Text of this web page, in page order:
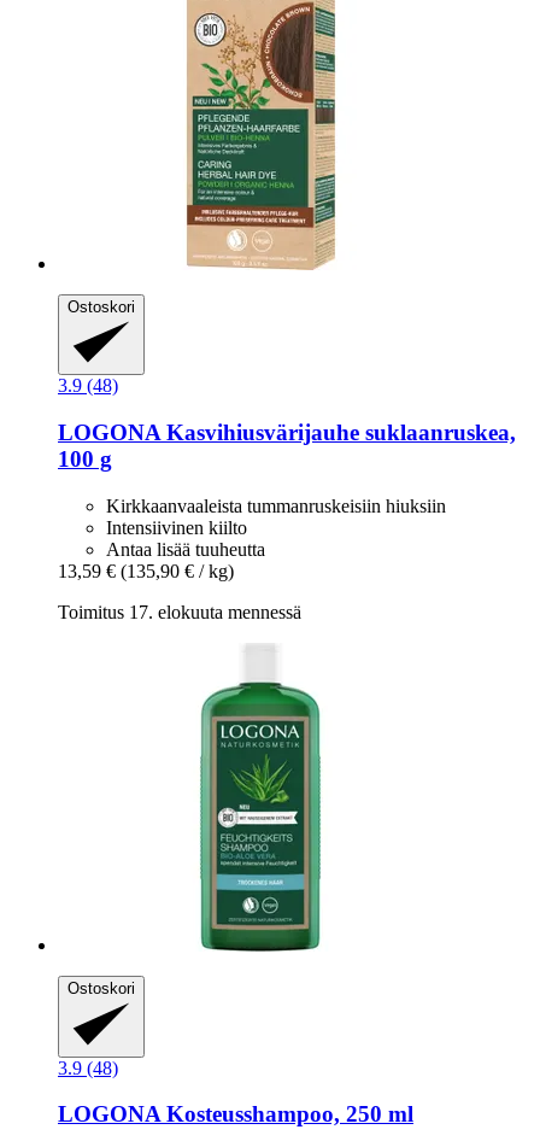
Ostoskori
3.9 (48)
LOGONA Kasvihiusvärijauhe suklaanruskea,
100 g
Kirkkaanvaaleista tummanruskeisiin hiuksiin
Intensiivinen kiilto
Antaa lisää tuuheutta
13,59 € (135,90 € / kg)
Toimitus 17. elokuuta mennessä
Ostoskori
3.9 (48)
LOGONAKosteusshampoo, 250 ml